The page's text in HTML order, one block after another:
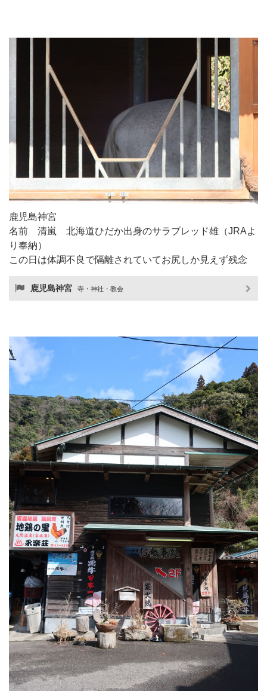
鹿児島神宮
名前 清嵐 北海道ひだか出身のサラブレッド雄（JRAよ
り奉納）
この日は体調不良で隔離されていてお尻しか見えず残念
鹿児島神宮 寺・神社・教会